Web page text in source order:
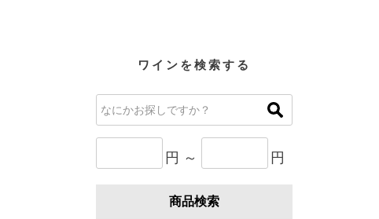
ワインを検索する
円 ～ 円
商品検索